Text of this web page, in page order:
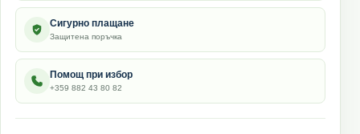
Сигурно плащане
Защитена поръчка
Помощ при избор
+359 882 43 80 82